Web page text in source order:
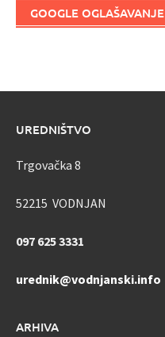
GOOGLE OGLAŠAVANJE
UREDNIŠTVO
Trgovačka 8
52215 VODNJAN
097 625 3331
urednik@vodnjanski.info
ARHIVA